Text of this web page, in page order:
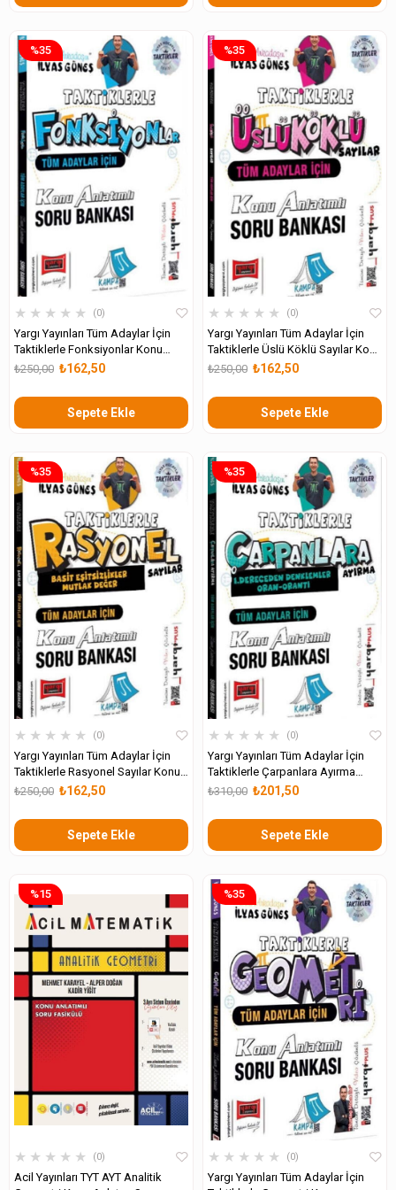
★ ★ ★ ★ ★ 0
Yargı Yayınları Tüm Adaylar İçin
Taktiklerle Fonksiyonlar Konu
Anlatımlı Soru Bankası
₺162,50
₺250,00
Sepete Ekle
%35
★ ★ ★ ★ ★ 0
Yargı Yayınları Tüm Adaylar İçin
Taktiklerle Üslü Köklü Sayılar Konu
Anlatımlı Soru Bankası
₺162,50
₺250,00
Sepete Ekle
%35
★ ★ ★ ★ ★ 0
Yargı Yayınları Tüm Adaylar İçin
Taktiklerle Rasyonel Sayılar Konu
Anlatımlı Soru Bankası
₺162,50
₺250,00
Sepete Ekle
%35
★ ★ ★ ★ ★ 0
Yargı Yayınları Tüm Adaylar İçin
Taktiklerle Çarpanlara Ayırma
Konu Anlatımlı Soru Bankası
₺201,50
₺310,00
Sepete Ekle
%35
★ ★ ★ ★ ★ 0
Acil Yayınları TYT AYT Analitik
%15
★ ★ ★ ★ ★ 0
Yargı Yayınları Tüm Adaylar İçin
%35